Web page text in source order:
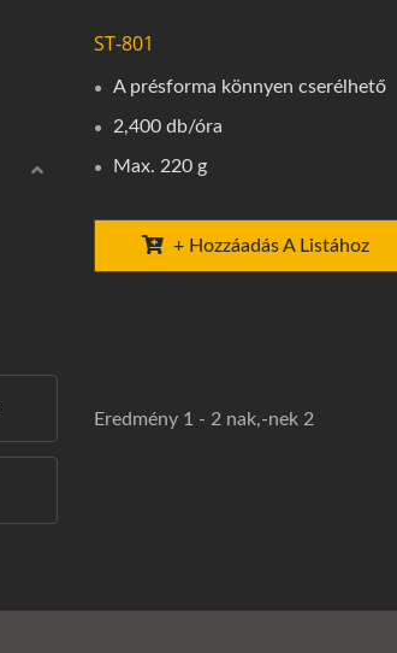
ST-801
A présforma könnyen cserélhető
2,400 db/óra
Max. 220 g
+ Hozzáadás A Listához
Eredmény 1 - 2 nak,-nek 2